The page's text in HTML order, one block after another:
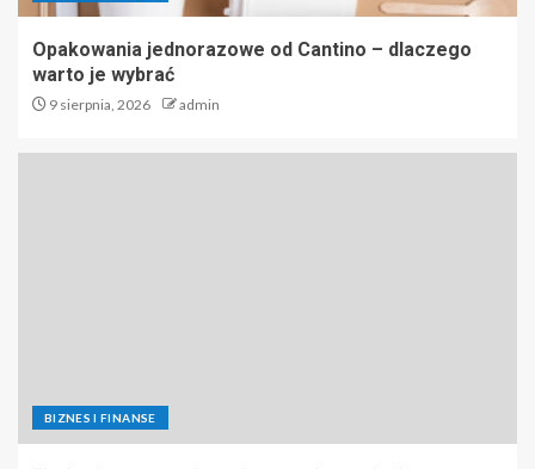
Opakowania jednorazowe od Cantino – dlaczego
warto je wybrać
9 sierpnia, 2026 admin
BIZNES I FINANSE